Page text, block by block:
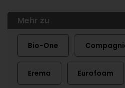
Mehr zu
Bio-One
Erema Eurofoam